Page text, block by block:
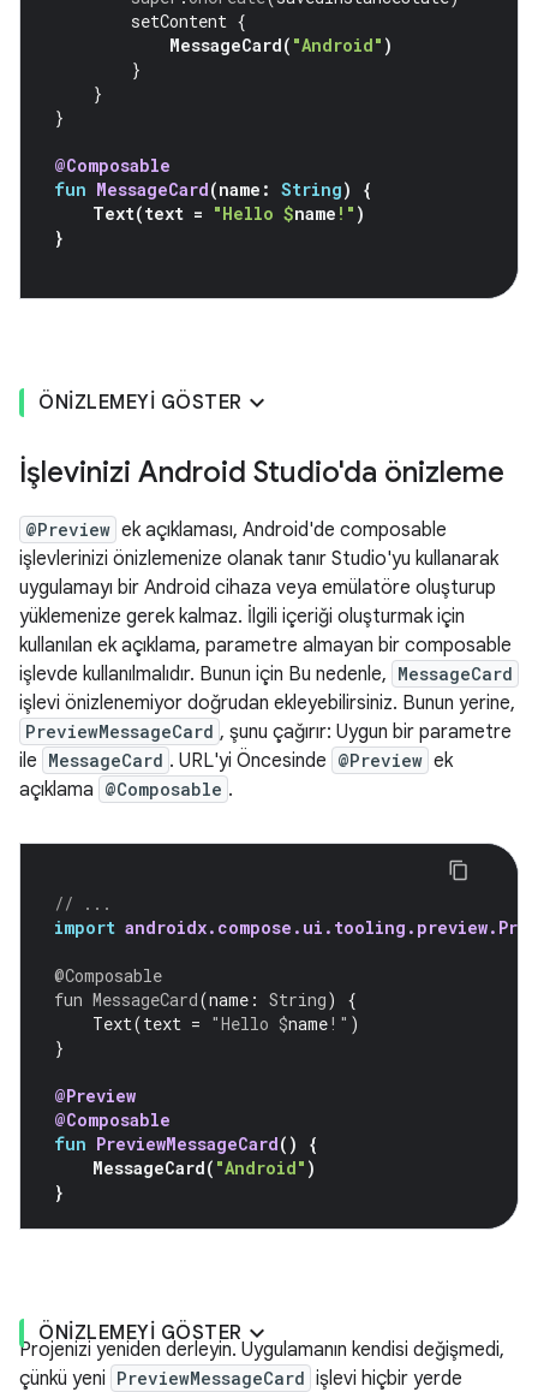
setContent {
MessageCard( "Android" )
}
}
}
@Composable
fun MessageCard(name : String)
{
Text(text = "Hello $name !" )
}
ÖNIZLEMEYI GÖSTER
İşlevinizi Android Studio'da önizleme
@Preview ek açıklaması, Android'de composable
işlevlerinizi önizlemenize olanak tanır Studio'yu kullanarak
uygulamayı bir Android cihaza veya emülatöre oluşturup
yüklemenize gerek kalmaz. İlgili içeriği oluşturmak için
kullanılan ek açıklama, parametre almayan bir composable
işlevde kullanılmalıdır. Bunun için Bu nedenle, MessageCard
işlevi önizlenemiyor doğrudan ekleyebilirsiniz. Bunun yerine,
PreviewMessageCard , şunu çağırır: Uygun bir parametre
ile MessageCard . URL'yi Öncesinde @Preview ek
açıklama @Composable .
// ...
import
@Composable
fun MessageCard(name : String)
{
Text(text = "Hello $name!" )
}
@Preview
@Composable
fun PreviewMessageCard()
{
MessageCard( "Android" )
}
ÖNIZLEMEYI GÖSTER
Projenizi yeniden derleyin. Uygulamanın kendisi değişmedi,
çünkü yeni PreviewMessageCard işlevi hiçbir yerde